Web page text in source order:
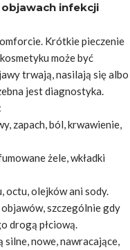
infekcji
Krótkie pieczenie
może być
trwają, nasilają się albo
jest diagnostyka.
zapach, ból, krwawienie,
żele, wkładki
octu, olejków ani sody.
szczególnie gdy
drogą płciową.
silne, nowe, nawracające,